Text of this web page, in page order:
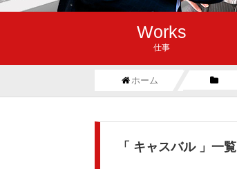
Works
仕事
ホーム
「 キャスバル 」一覧